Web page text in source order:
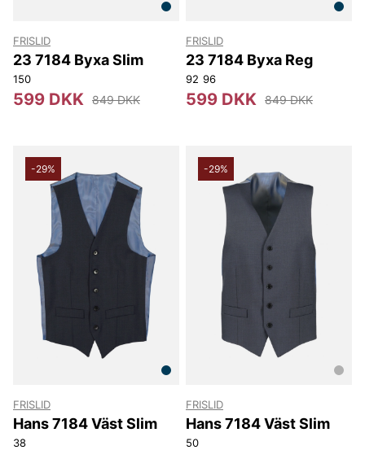
FRISLID
23 7184 Byxa Slim
150
599 DKK 849 DKK
FRISLID
23 7184 Byxa Reg
92 96
599 DKK 849 DKK
-29%
FRISLID
Hans 7184 Väst Slim
38
-29%
FRISLID
Hans 7184 Väst Slim
50